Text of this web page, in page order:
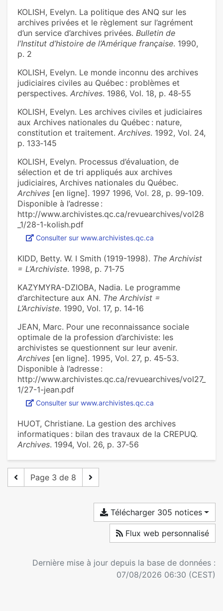
KOLISH, Evelyn. La politique des ANQ sur les
archives privées et le règlement sur l’agrément
d’un service d’archives privées. Bulletin de
l’Institut d’histoire de l’Amérique française. 1990,
p. 2
KOLISH, Evelyn. Le monde inconnu des archives
judiciaires civiles au Québec : problèmes et
perspectives. Archives. 1986, Vol. 18, p. 48‑55
KOLISH, Evelyn. Les archives civiles et judiciaires
aux Archives nationales du Québec : nature,
constitution et traitement. Archives. 1992, Vol. 24,
p. 133‑145
KOLISH, Evelyn. Processus d’évaluation, de
sélection et de tri appliqués aux archives
judiciaires, Archives nationales du Québec.
Archives [en ligne]. 1997 1996, Vol. 28, p. 99‑109.
Disponible à l’adresse :
http://www.archivistes.qc.ca/revuearchives/vol28
_1/28-1-kolish.pdf
Consulter sur www.archivistes.qc.ca
KIDD, Betty. W. I Smith (1919-1998). The Archivist
= L’Archiviste. 1998, p. 71‑75
KAZYMYRA-DZIOBA, Nadia. Le programme
d’architecture aux AN. The Archivist =
L’Archiviste. 1990, Vol. 17, p. 14‑16
JEAN, Marc. Pour une reconnaissance sociale
optimale de la profession d’archiviste: les
archivistes se questionnent sur leur avenir.
Archives [en ligne]. 1995, Vol. 27, p. 45‑53.
Disponible à l’adresse :
http://www.archivistes.qc.ca/revuearchives/vol27_
1/27-1-jean.pdf
Consulter sur www.archivistes.qc.ca
HUOT, Christiane. La gestion des archives
informatiques : bilan des travaux de la CREPUQ.
Archives. 1994, Vol. 26, p. 37‑56
Page 3 de 8
Télécharger 305 notices
Flux web personnalisé
Dernière mise à jour depuis la base de données :
07/08/2026 06:30 (CEST)